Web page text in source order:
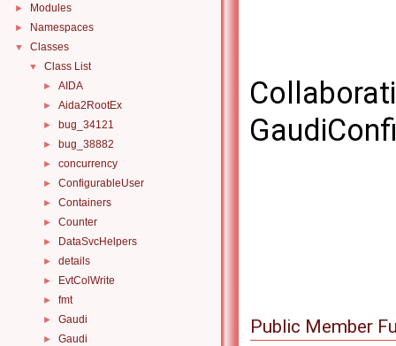
► Modules
► Namespaces
▼ Classes
▼ Class List
► AIDA
► Aida2RootEx
► bug_34121
► bug_38882
► concurrency
► ConfigurableUser
► Containers
► Counter
► DataSvcHelpers
► details
► EvtColWrite
► fmt
► Gaudi
► Gaudi
Public Member